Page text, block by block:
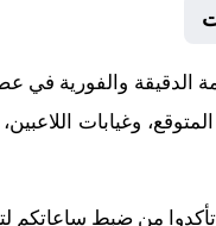
الدقيقة والفورية
وغيابات
من ضبط ساعاتكم